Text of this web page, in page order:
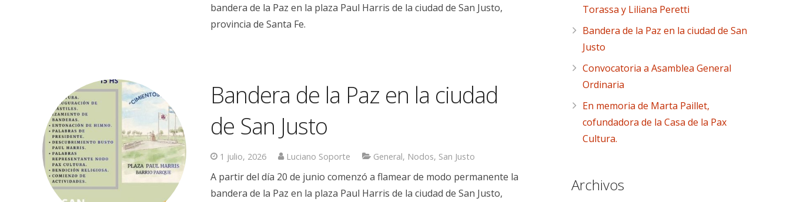
bandera de la Paz en la plaza Paul Harris de la ciudad de San Justo,
provincia de Santa Fe.
Bandera de la Paz en la ciudad
de San Justo
1 julio, 2026 Luciano Soporte General, Nodos, San Justo
A partir del día 20 de junio comenzó a flamear de modo permanente la
bandera de la Paz en la plaza Paul Harris de la ciudad de San Justo,
Torassa y Liliana Peretti
Bandera de la Paz en la ciudad de San
Justo
Convocatoria a Asamblea General
Ordinaria
En memoria de Marta Paillet,
cofundadora de la Casa de la Pax
Cultura.
Archivos